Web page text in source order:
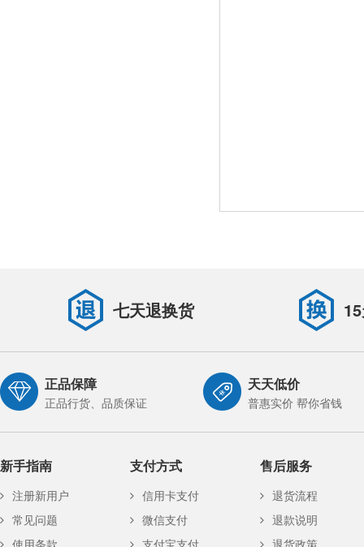
七天退换货
正品保障
正品行货、品质保证
天天低价
普惠实价 帮你省钱
新手指南
注册新用户
常见问题
使用条款
支付方式
信用卡支付
微信支付
支付宝支付
售后服务
退货流程
退款说明
退货政策